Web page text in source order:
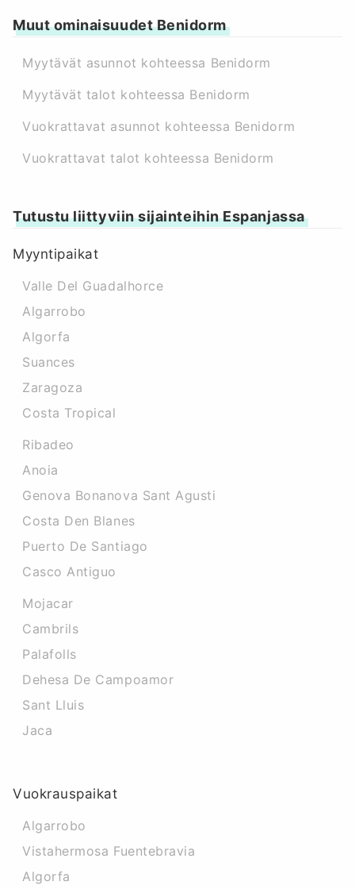
Muut ominaisuudet Benidorm
Myytävät asunnot kohteessa Benidorm
Myytävät talot kohteessa Benidorm
Vuokrattavat asunnot kohteessa Benidorm
Vuokrattavat talot kohteessa Benidorm
Tutustu liittyviin sijainteihin Espanjassa
Myyntipaikat
Valle Del Guadalhorce
Algarrobo
Algorfa
Suances
Zaragoza
Costa Tropical
Ribadeo
Anoia
Genova Bonanova Sant Agusti
Costa Den Blanes
Puerto De Santiago
Casco Antiguo
Mojacar
Cambrils
Palafolls
Dehesa De Campoamor
Sant Lluis
Jaca
Vuokrauspaikat
Algarrobo
Vistahermosa Fuentebravia
Algorfa